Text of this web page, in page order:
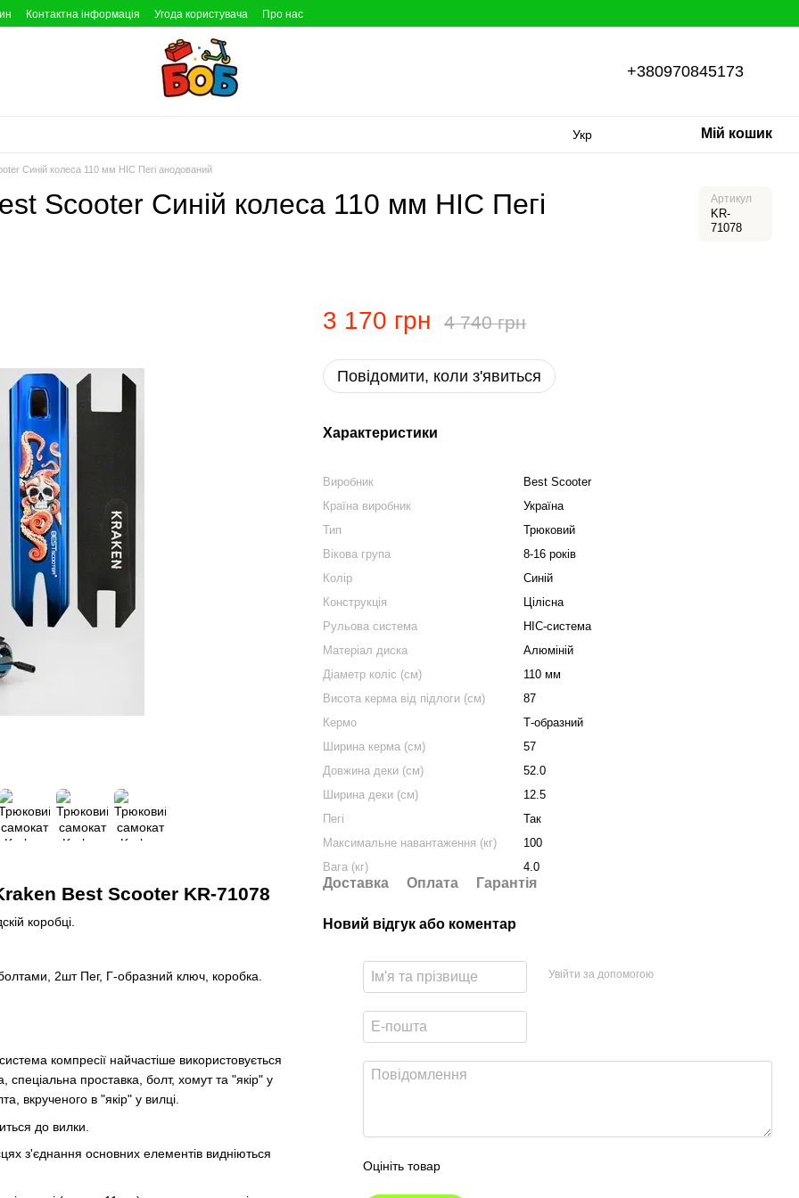
Контактна інформація Угода користувача Про нас
+380970845173
Укр Мій кошик
Синій колеса 110 мм HIC Пегі анодований
Scooter Синій колеса 110 мм HIC Пегі Артикул
KR-
71078
Best Scooter KR-71078
коробці.
2шт Пег, Г-образний ключ, коробка.
компресії найчастіше використовується
спеціальна проставка, болт, хомут та "якір" у
вкрученого в "якір" у вилці.
до вилки.
з'єднання основних елементів видніються
3 170 грн 4 740 грн
Повідомити, коли з'явиться
Характеристики
Виробник
Best Scooter
Країна виробник
Україна
Тип
Трюковий
Вікова група
8-16 років
Колір
Синій
Конструкція
Цілісна
Рульова система
HIC-система
Матеріал диска
Алюміній
Діаметр коліс (см)
110 мм
Висота керма від підлоги (см)
87
Кермо
Т-образний
Ширина керма (см)
57
Довжина деки (см)
52.0
Ширина деки (см)
12.5
Пегі
Так
Максимальне навантаження (кг)
100
Вага (кг)
4.0
Доставка Оплата Гарантія
Новий відгук або коментар
Увійти за допомогою
Оцініть товар